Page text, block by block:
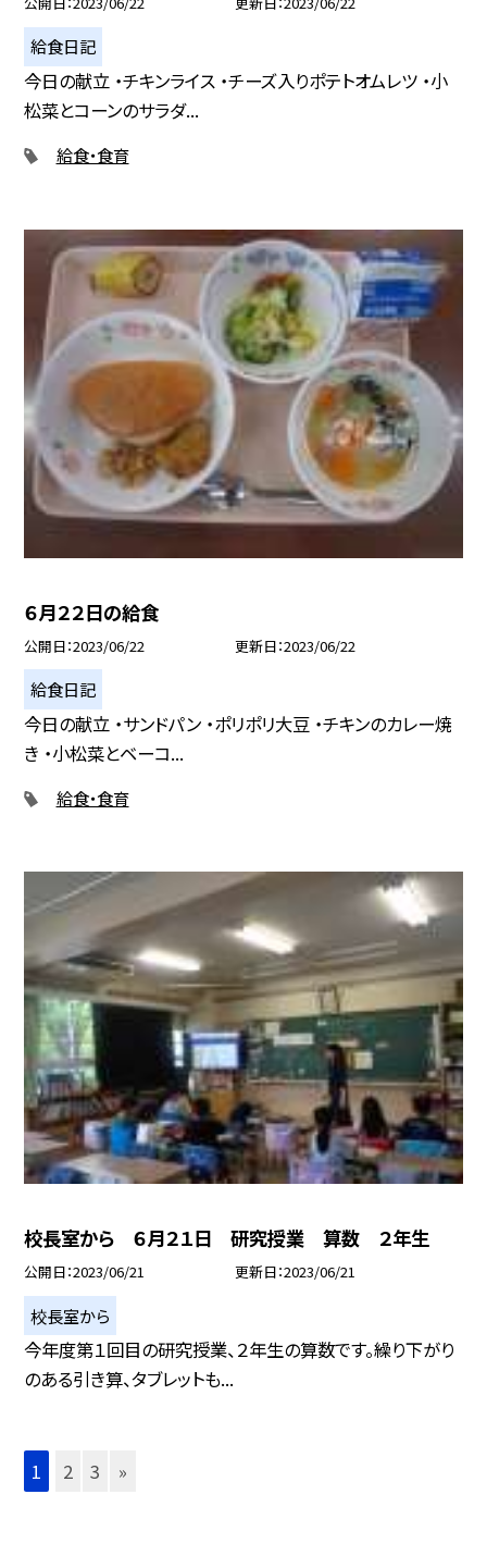
給食日記
今日の献立 ・チキンライス ・チーズ入りポテトオムレツ ・小
松菜とコーンのサラダ...
給食・食育
６月２２日の給食
公開日 2023/06/22 更新日 2023/06/22
給食日記
今日の献立 ・サンドパン ・ポリポリ大豆 ・チキンのカレー焼
き ・小松菜とベーコ...
給食・食育
校長室から ６月２１日 研究授業 算数 ２年生
公開日 2023/06/21 更新日 2023/06/21
校長室から
今年度第１回目の研究授業、２年生の算数です。繰り下がり
のある引き算、タブレットも...
1 2 3 »